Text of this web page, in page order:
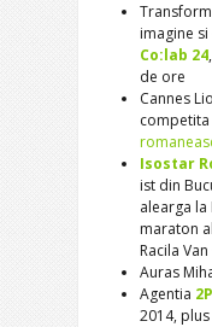
imagine
Co:lab 24
de ore
Cannes
competita
Isostar
ist din
alearga la
maraton
Racila
Auras
Agentia
2014,